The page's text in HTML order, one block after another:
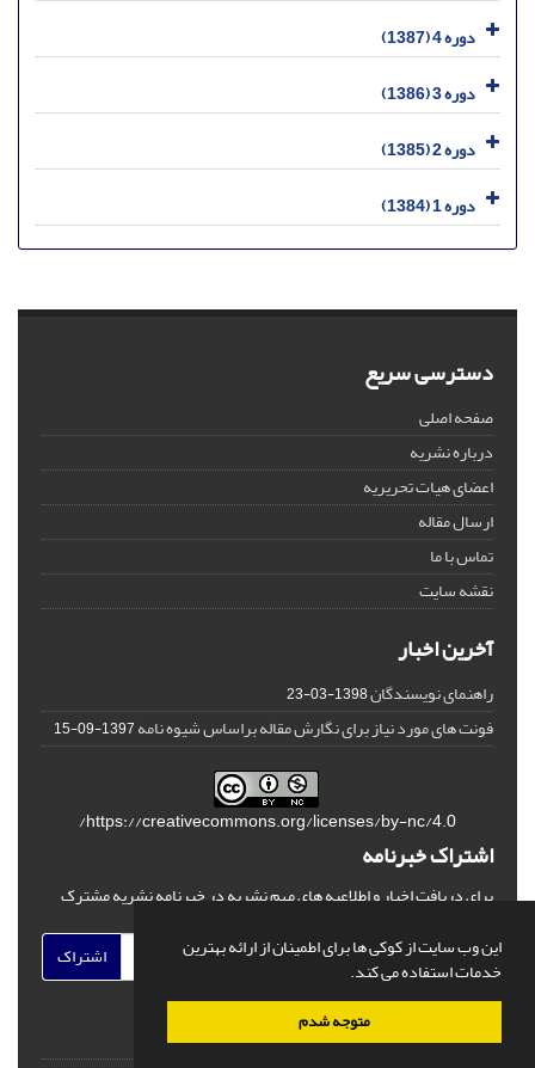
این وب سایت از کوکی ها برای اطمینان از ارائه بهترین
خدمات استفاده می کند.
متوجه شدم
دوره 4 (1387)
دوره 3 (1386)
دوره 2 (1385)
دوره 1 (1384)
دسترسی سریع
صفحه اصلی
درباره نشریه
اعضای هیات تحریریه
ارسال مقاله
تماس با ما
نقشه سایت
آخرین اخبار
راهنمای نویسندگان1398-03-23
فونت های مورد نیاز برای نگارش مقاله براساس شیوه نامه1397-09-15
https://creativecommons.org/licenses/by-nc/4.0/
اشتراک خبرنامه
برای دریافت اخبار و اطلاعیه های مهم نشریه در خبرنامه نشریه مشترک
اشتراک